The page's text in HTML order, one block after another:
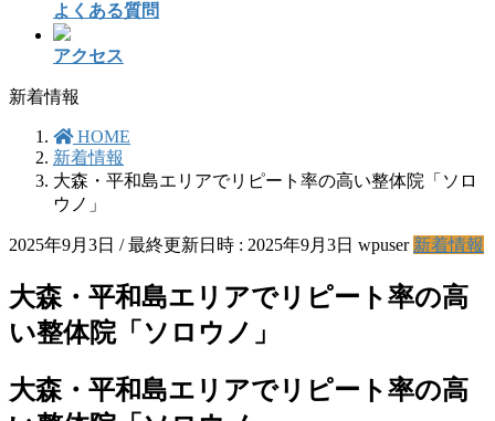
よくある質問
アクセス
新着情報
HOME
新着情報
大森・平和島エリアでリピート率の高い整体院「ソロ
ウノ」
2025年9月3日 / 最終更新日時 : 2025年9月3日 wpuser 新着情報
大森・平和島エリアでリピート率の高
い整体院「ソロウノ」
大森・平和島エリアでリピート率の高